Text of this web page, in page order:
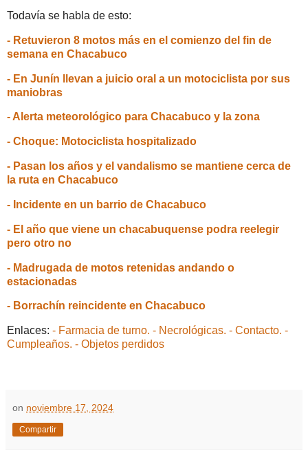
Todavía se habla de esto:
- Retuvieron 8 motos más en el comienzo del fin de
semana en Chacabuco
- En Junín llevan a juicio oral a un motociclista por sus
maniobras
- Alerta meteorológico para Chacabuco y la zona
- Choque: Motociclista hospitalizado
- Pasan los años y el vandalismo se mantiene cerca de
la ruta en Chacabuco
- Incidente en un barrio de Chacabuco
- El año que viene un chacabuquense podra reelegir
pero otro no
- Madrugada de motos retenidas andando o
estacionadas
- Borrachín reincidente en Chacabuco
Enlaces: - Farmacia de turno. - Necrológicas. - Contacto. -
Cumpleaños. - Objetos perdidos
on noviembre 17, 2024
Compartir